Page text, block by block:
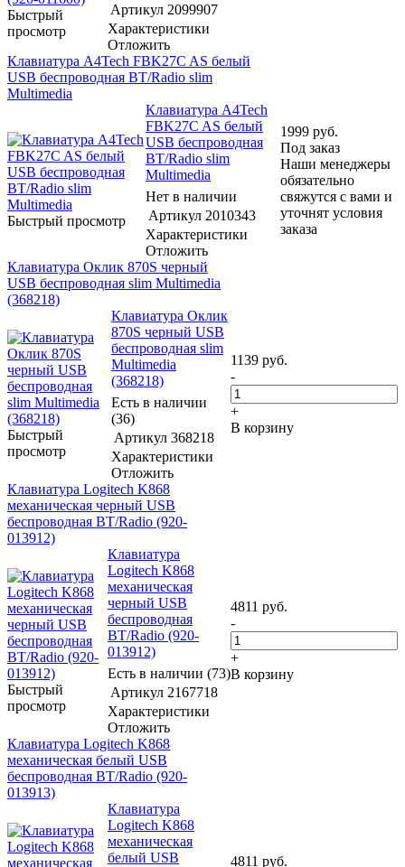
Быстрый
просмотр
Артикул 2099907
Характеристики
Отложить
Клавиатура A4Tech FBK27C AS белый
USB беспроводная BT/Radio slim
Multimedia
Быстрый просмотр
Клавиатура A4Tech
FBK27C AS белый
USB беспроводная
BT/Radio slim
Multimedia
Нет в наличии
Артикул 2010343
Характеристики
Отложить
1999 руб.
Под заказ
Наши менеджеры
обязательно
свяжутся с вами и
уточнят условия
заказа
Клавиатура Оклик 870S черный
USB беспроводная slim Multimedia
(368218)
Быстрый
просмотр
Клавиатура Оклик
870S черный USB
беспроводная slim
Multimedia
(368218)
Есть в наличии
(36)
Артикул 368218
Характеристики
Отложить
1139 руб.
-
+
В корзину
Клавиатура Logitech K868
механическая черный USB
беспроводная BT/Radio (920-
013912)
Быстрый
просмотр
Клавиатура
Logitech K868
механическая
черный USB
беспроводная
BT/Radio (920-
013912)
Есть в наличии (73)
Артикул 2167718
Характеристики
Отложить
4811 руб.
-
+
В корзину
Клавиатура Logitech K868
механическая белый USB
беспроводная BT/Radio (920-
013913)
Клавиатура
Logitech K868
механическая
белый USB
4811 руб.